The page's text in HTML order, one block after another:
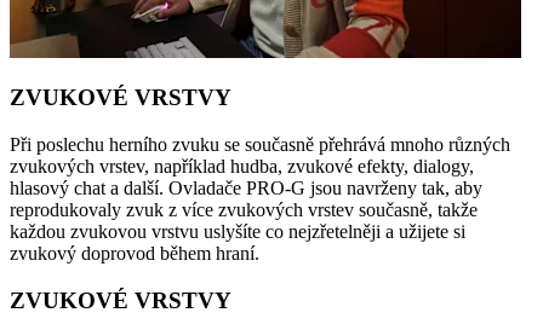
ZVUKOVÉ VRSTVY
Při poslechu herního zvuku se současně přehrává mnoho různých
zvukových vrstev, například hudba, zvukové efekty, dialogy,
hlasový chat a další. Ovladače PRO-G jsou navrženy tak, aby
reprodukovaly zvuk z více zvukových vrstev současně, takže
každou zvukovou vrstvu uslyšíte co nejzřetelněji a užijete si
zvukový doprovod během hraní.
ZVUKOVÉ VRSTVY